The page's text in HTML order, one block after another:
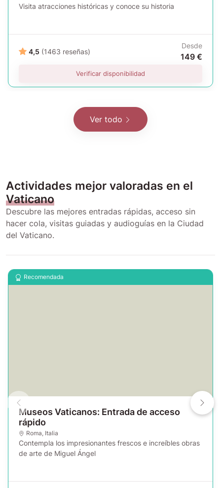
Visita atracciones históricas y conoce su historia
4,5 (1463 reseñas)
Desde
149 €
Verificar disponibilidad
Ver todo
Actividades mejor valoradas en el
Vaticano
Descubre las mejores entradas rápidas, acceso sin
hacer cola, visitas guiadas y audioguías en la Ciudad
del Vaticano.
Recomendada
Museos Vaticanos: Entrada de acceso
rápido
Roma, Italia
Contempla los impresionantes frescos e increíbles obras
de arte de Miguel Ángel